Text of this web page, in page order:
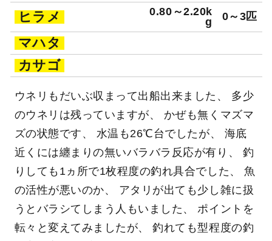
ヒラメ
0.80～2.20k
g
0～3匹
マハタ
カサゴ
ウネリもだいぶ収まって出船出来ました、 多少
のウネリは残っていますが、 かぜも無くマズマ
ズの状態です、 水温も26℃台でしたが、 海底
近くには纏まりの無いバラバラ反応が有り、 釣
りしても1ヵ所で1枚程度の釣れ具合でした、 魚
の活性が悪いのか、 アタリが出ても少し雑に扱
うとバラシてしまう人もいました、 ポイントを
転々と変えてみましたが、 釣れても型程度の釣